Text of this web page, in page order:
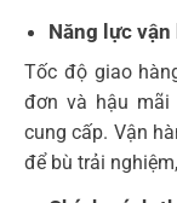
Năng lực
Tốc độ giao
đơn và hậu mãi
cung cấp. Vận
để bù trải